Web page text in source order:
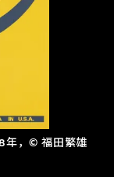
年，© 福田繁雄
纪视觉